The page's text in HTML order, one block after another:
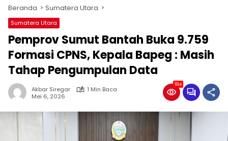
Beranda Sumatera Utara
Sumatera Utara
Pemprov Sumut Bantah Buka 9.759
Formasi CPNS, Kepala Bapeg : Masih
Tahap Pengumpulan Data
Akbar Siregar
1 Min Baca
Mei 6, 2026
184